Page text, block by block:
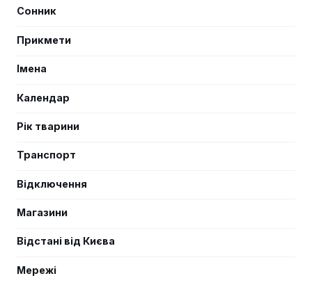
Сонник
Прикмети
Імена
Календар
Рік тварини
Транспорт
Відключення
Магазини
Відстані від Києва
Мережі